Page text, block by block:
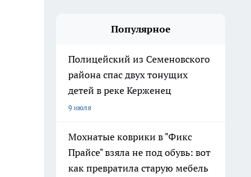
Популярное
Полицейский из Семеновского
района спас двух тонущих
детей в реке Керженец
9 июля
Мохнатые коврики в "Фикс
Прайсе" взяла не под обувь: вот
как превратила старую мебель